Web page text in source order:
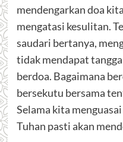
mendengarkan doa
mengatasi kesulitan.
saudari bertanya,
tidak mendapat
berdoa. Bagaimana
bersekutu bersama
Selama kita
Tuhan pasti akan